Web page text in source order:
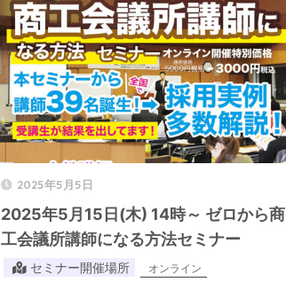
2025年5月5日
2025年5月15日(木) 14時～ ゼロから商
工会議所講師になる方法セミナー
セミナー開催場所 オンライン